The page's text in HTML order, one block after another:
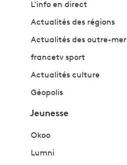
L'info en direct
Actualités des régions
Actualités des outre-mer
francetv sport
Actualités culture
Géopolis
Jeunesse
Okoo
Lumni